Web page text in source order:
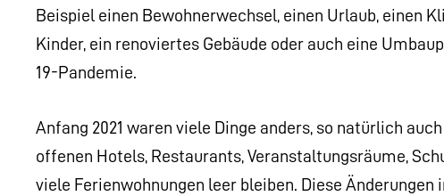
Beispiel einen Bewohnerwechsel, einen Urlaub, einen
Kinder, ein renoviertes Gebäude oder auch eine
19-Pandemie.
Anfang 2021 waren viele Dinge anders, so natürlich
offenen Hotels, Restaurants, Veranstaltungsräume,
viele Ferienwohnungen leer bleiben. Diese